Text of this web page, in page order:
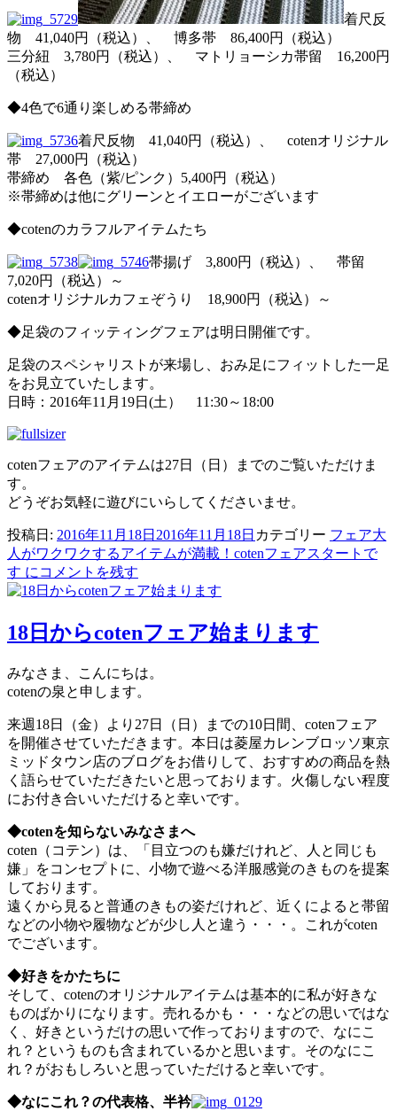
着尺反
物 41,040円（税込）、 博多帯 86,400円（税込）
三分紐 3,780円（税込）、 マトリョーシカ帯留 16,200円
（税込）
◆4色で6通り楽しめる帯締め
着尺反物 41,040円（税込）、 cotenオリジナル
帯 27,000円（税込）
帯締め 各色（紫/ピンク）5,400円（税込）
※帯締めは他にグリーンとイエローがございます
◆cotenのカラフルアイテムたち
帯揚げ 3,800円（税込）、 帯留
7,020円（税込）～
cotenオリジナルカフェぞうり 18,900円（税込）～
◆足袋のフィッティングフェアは明日開催です。
足袋のスペシャリストが来場し、おみ足にフィットした一足
をお見立ていたします。
日時：2016年11月19日(土） 11:30～18:00
cotenフェアのアイテムは27日（日）までのご覧いただけま
す。
どうぞお気軽に遊びにいらしてくださいませ。
投稿日: 2016年11月18日 2016年11月18日 カテゴリー フェア大
人がワクワクするアイテムが満載！cotenフェアスタートで
す に コメントを残す
18日からcotenフェア始まります
みなさま、こんにちは。
cotenの泉と申します。
来週18日（金）より27日（日）までの10日間、cotenフェア
を開催させていただきます。本日は菱屋カレンブロッソ東京
ミッドタウン店のブログをお借りして、おすすめの商品を熱
く語らせていただきたいと思っております。火傷しない程度
にお付き合いいただけると幸いです。
◆cotenを知らないみなさまへ
coten（コテン）は、「目立つのも嫌だけれど、人と同じも
嫌」をコンセプトに、小物で遊べる洋服感覚のきものを提案
しております。
遠くから見ると普通のきもの姿だけれど、近くによると帯留
などの小物や履物などが少し人と違う・・・。これがcoten
でございます。
◆好きをかたちに
そして、cotenのオリジナルアイテムは基本的に私が好きな
ものばかりになります。売れるかも・・・などの思いではな
く、好きというだけの思いで作っておりますので、なにこ
れ？というものも含まれているかと思います。そのなにこ
れ？がおもしろいと思っていただけると幸いです。
◆なにこれ？の代表格、半衿